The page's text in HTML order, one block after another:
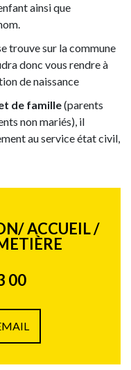
ainsi que
trouve sur la commune
donc vous rendre à
de naissance
de famille(parents
non mariés), il
au service état civil,
ACCUEIL /
00